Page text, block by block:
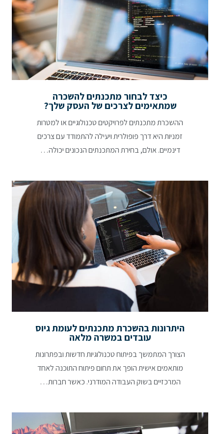
כיצד לבחור מתכנתים להשכרה
שמתאימים לצרכים של העסק שלך?
ההשכרת מתכנתים לפרויקטים טכנולוגיים או למטרות
זמניות היא דרך פופולרית ויעילה להתמודד עם צרכים
דינמיים. אולם, בחירת המתכנתים הנכונים יכולה…
היתרונות בהשכרת מתכנתים לעומת גיוס
עובדים במשרה מלאה
הצורך המתמשך בפיתוח טכנולוגיות חדשות ובפתרונות
מותאמים אישית הופך את תחום פיתוח התוכנה לאחד
המרכזיים בשוק העבודה המודרני. כאשר חברות…